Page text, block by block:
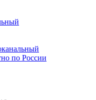
по России